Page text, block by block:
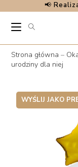
content
📢
Strona główna –
urodziny dla niej
WYŚLIJ JAKO